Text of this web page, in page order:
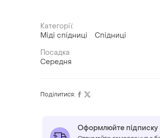
Категорії:
Міді спідниці
Спідниці
Посадка
Середня
Поділитися:
Оформлюйте підписку